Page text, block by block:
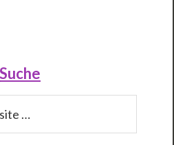
Suche